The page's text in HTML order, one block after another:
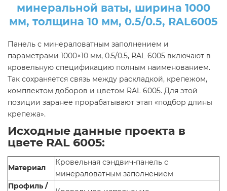
минеральной ваты, ширина 1000
мм, толщина 10 мм, 0.5/0.5, RAL6005
Панель с минераловатным заполнением и
параметрами 1000×10 мм, 0.5/0.5, RAL 6005 включают в
кровельную спецификацию полным наименованием.
Так сохраняется связь между раскладкой, крепежом,
комплектом доборов и цветом RAL 6005. Для этой
позиции заранее прорабатывают этап «подбор длины
крепежа».
Исходные данные проекта в
цвете RAL 6005:
Материал
Кровельная сэндвич-панель с
минераловатным заполнением
Профиль /